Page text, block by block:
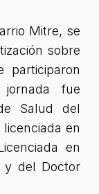
Mitre, se
sobre
fue
Salud del
en
en
y del Doctor